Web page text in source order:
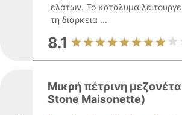
ελάτων. Το κατάλυμα
τη διάρκεια ...
8.1
Μικρή πέτρινη
Stone Maisonette)